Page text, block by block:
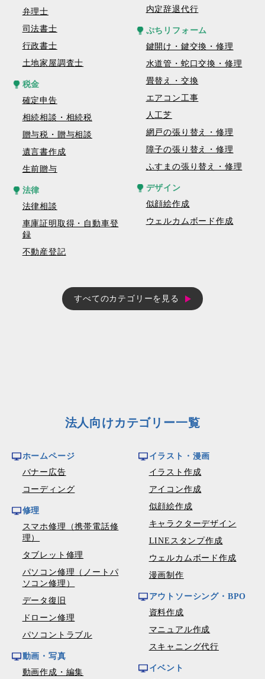
弁理士
司法書士
行政書士
土地家屋調査士
税金
確定申告
相続相談・相続税
贈与税・贈与相談
遺言書作成
生前贈与
法律
法律相談
車庫証明取得・自動車登
録
不動産登記
内定辞退代行
ぷちリフォーム
鍵開け・鍵交換・修理
水道管・蛇口交換・修理
畳替え・交換
エアコン工事
人工芝
網戸の張り替え・修理
障子の張り替え・修理
ふすまの張り替え・修理
デザイン
似顔絵作成
ウェルカムボード作成
すべてのカテゴリーを見る
法人向けカテゴリー一覧
ホームページ
バナー広告
コーディング
修理
スマホ修理（携帯電話修
理）
タブレット修理
パソコン修理（ノートパ
ソコン修理）
データ復旧
ドローン修理
パソコントラブル
動画・写真
動画作成・編集
イラスト・漫画
イラスト作成
アイコン作成
似顔絵作成
キャラクターデザイン
LINEスタンプ作成
ウェルカムボード作成
漫画制作
アウトソーシング・BPO
資料作成
マニュアル作成
スキャニング代行
イベント